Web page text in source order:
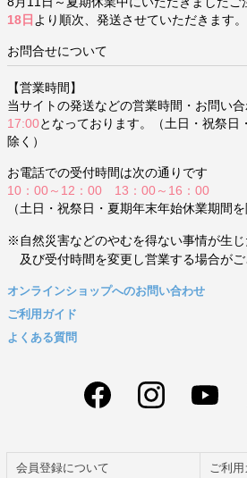
18日 より順次、発送させていただきます。
お問合せについて
【営業時間】
当サイトの発送などの営業時間・お問い
17:00となっております。（土日・祝祭日
除く）
お電話での受付時間は次の通りです
10：00～12：00 13：00～16：00
（土日・祝祭日・夏期年末年始休業期間を
※自然災害などのやむを得ない事情が生
及び受付時間を変更し営業する場合がご
オンラインショップへのお問い合わせ
ご利用ガイド
よくある質問
会員登録について ご利用